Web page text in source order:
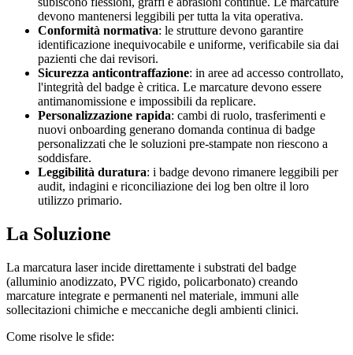
devono mantenersi leggibili per tutta la vita operativa.
Conformità normativa: le strutture devono garantire
identificazione inequivocabile e uniforme, verificabile sia dai
pazienti che dai revisori.
Sicurezza anticontraffazione: in aree ad accesso controllato,
l'integrità del badge è critica. Le marcature devono essere
antimanomissione e impossibili da replicare.
Personalizzazione rapida: cambi di ruolo, trasferimenti e
nuovi onboarding generano domanda continua di badge
personalizzati che le soluzioni pre-stampate non riescono a
soddisfare.
Leggibilità duratura: i badge devono rimanere leggibili per
audit, indagini e riconciliazione dei log ben oltre il loro
utilizzo primario.
La Soluzione
La marcatura laser incide direttamente i substrati del badge
(alluminio anodizzato, PVC rigido, policarbonato) creando
marcature integrate e permanenti nel materiale, immuni alle
sollecitazioni chimiche e meccaniche degli ambienti clinici.
Come risolve le sfide: